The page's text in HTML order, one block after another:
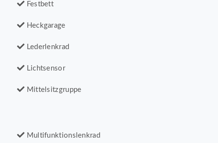
Festbett
Heckgarage
Lederlenkrad
Lichtsensor
Mittelsitzgruppe
Multifunktionslenkrad